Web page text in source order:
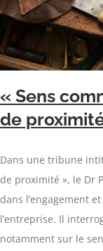
« Sens
de
Dans une tribune
de proximité », le Dr
dans l’engagement
l’entreprise. Il
notamment sur le